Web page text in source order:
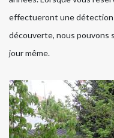
effectueront une détection
découverte, nous pouvons
jour même.